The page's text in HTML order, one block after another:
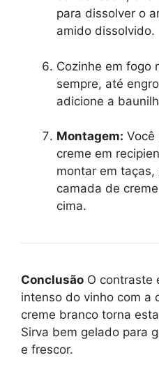
para dissolver o
amido dissolvido.
Cozinhe em fogo
sempre, até
adicione a
Montagem: Você
creme em
montar em taças,
camada de
cima.
Conclusão O contraste
intenso do vinho com a
creme branco torna
Sirva bem gelado para
e frescor.